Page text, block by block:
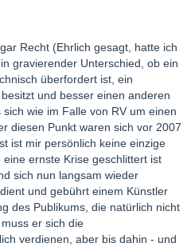
da nicht V. gesungen
Tenor an der WSO
Gewogen und zu leicht
als Sympathieträger und
Kritik. Na ja, RV bleiben ja evtl
Muse. Vielleicht ist das etwas
einiger weiblicher RV
zu ertragen.
Recht (Ehrlich gesagt, hatte ich
gravierender Unterschied, ob ein
überfordert ist, ein
und besser einen anderen
wie im Falle von RV um einen
diesen Punkt waren sich vor 2007
ist mir persönlich keine einzige
ernste Krise geschlittert ist
sich nun langsam wieder
und gebührt einem Künstler
des Publikums, die natürlich nicht
er sich die
verdienen, aber bis dahin - und